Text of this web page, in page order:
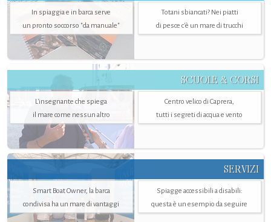
In spiaggia e in barca serve
un pronto soccorso "da manuale"
Totani sbiancati? Nei piatti
di pesce c'è un mare di trucchi
SCUOLE & CORSI
L'insegnante che spiega
il mare come nessun altro
Centro velico di Caprera,
tutti i segreti di acqua e vento
SERVIZI
Smart Boat Owner, la barca
condivisa ha un mare di vantaggi
Spiagge accessibili a disabili:
questa è un esempio da seguire